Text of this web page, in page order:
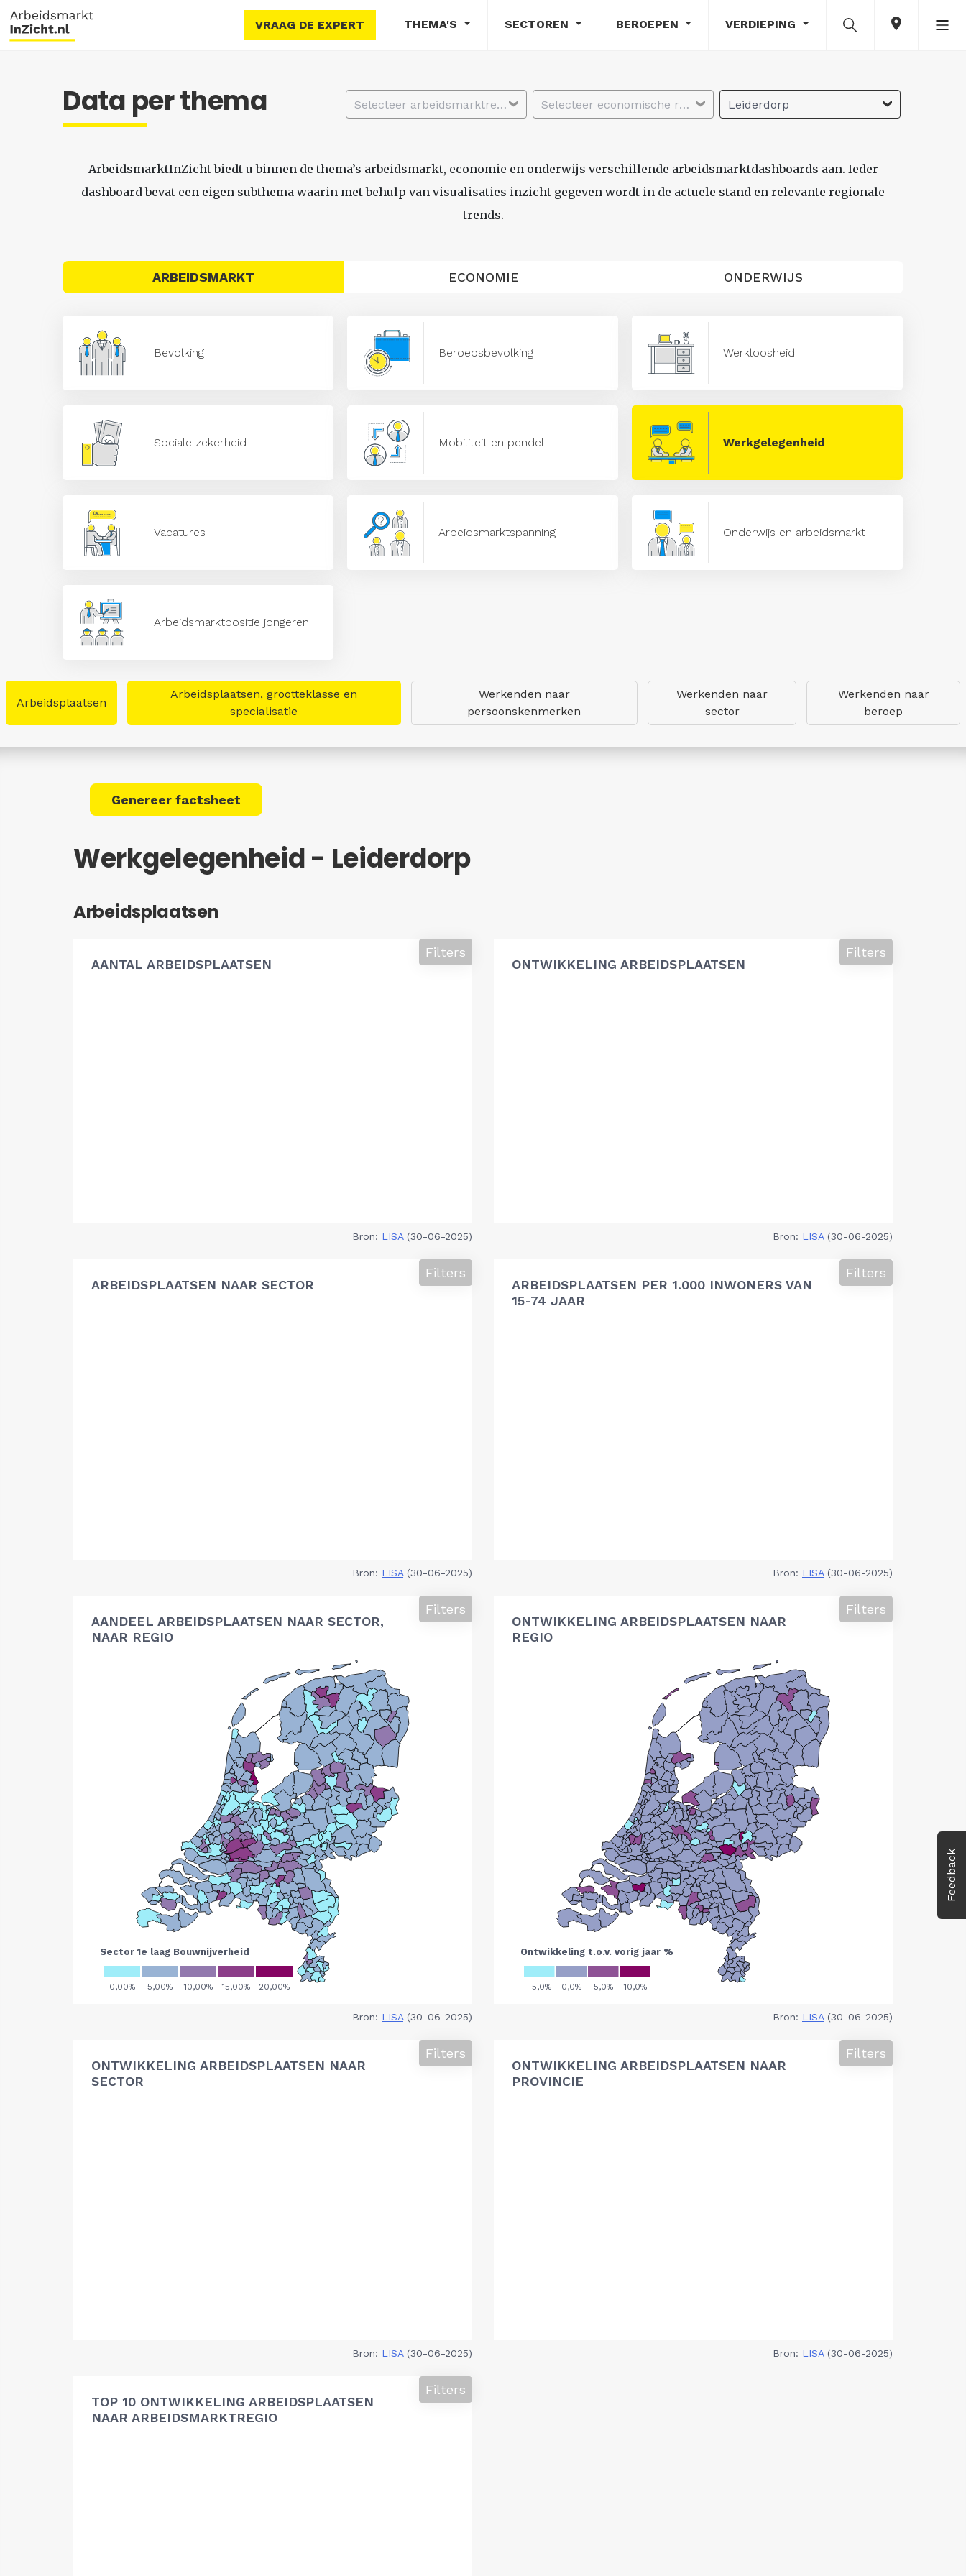
VRAAG DE EXPERT THEMA'S SECTOREN BEROEPEN VERDIEPING
Feedback
Data per thema Selecteer arbeidsmarktregio Selecteer economische regio Leiderdorp
ArbeidsmarktInZicht biedt u binnen de thema’s arbeidsmarkt, economie en onderwijs verschillende arbeidsmarktdashboards aan. Ieder
dashboard bevat een eigen subthema waarin met behulp van visualisaties inzicht gegeven wordt in de actuele stand en relevante regionale
trends.
ARBEIDSMARKT ECONOMIE ONDERWIJS
Bevolking Beroepsbevolking Werkloosheid
Sociale zekerheid Mobiliteit en pendel Werkgelegenheid
Vacatures Arbeidsmarktspanning Onderwijs en arbeidsmarkt
Arbeidsmarktpositie jongeren
Arbeidsplaatsen
Arbeidsplaatsen, grootteklasse en
specialisatie
Werkenden naar
persoonskenmerken
Werkenden naar
sector
Werkenden naar
beroep
Genereer factsheet
Werkgelegenheid - Leiderdorp
Arbeidsplaatsen
AANTAL ARBEIDSPLAATSEN
Filters
Bron: LISA(30-06-2025)
ONTWIKKELING ARBEIDSPLAATSEN
Filters
Bron: LISA(30-06-2025)
ARBEIDSPLAATSEN NAAR SECTOR
Filters
Bron: LISA(30-06-2025)
ARBEIDSPLAATSEN PER 1.000 INWONERS VAN
15-74 JAAR
Filters
Bron: LISA(30-06-2025)
AANDEEL ARBEIDSPLAATSEN NAAR SECTOR,
NAAR REGIO
Filters
Bron: LISA(30-06-2025)
ONTWIKKELING ARBEIDSPLAATSEN NAAR
REGIO
Filters
Bron: LISA(30-06-2025)
ONTWIKKELING ARBEIDSPLAATSEN NAAR
SECTOR
Filters
Bron: LISA(30-06-2025)
ONTWIKKELING ARBEIDSPLAATSEN NAAR
PROVINCIE
Filters
Bron: LISA(30-06-2025)
TOP 10 ONTWIKKELING ARBEIDSPLAATSEN
NAAR ARBEIDSMARKTREGIO
Filters